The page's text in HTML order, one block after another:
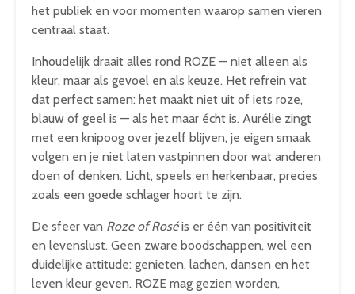
het publiek en voor momenten waarop samen vieren
centraal staat.
Inhoudelijk draait alles rond ROZE — niet alleen als
kleur, maar als gevoel en als keuze. Het refrein vat
dat perfect samen: het maakt niet uit of iets roze,
blauw of geel is — als het maar écht is. Aurélie zingt
met een knipoog over jezelf blijven, je eigen smaak
volgen en je niet laten vastpinnen door wat anderen
doen of denken. Licht, speels en herkenbaar, precies
zoals een goede schlager hoort te zijn.
De sfeer van Roze of Roséis er één van positiviteit
en levenslust. Geen zware boodschappen, wel een
duidelijke attitude: genieten, lachen, dansen en het
leven kleur geven. ROZE mag gezien worden,